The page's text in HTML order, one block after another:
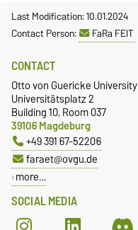
Last Modification: 10.01.2024
Contact Person:
FaRa FEIT
SOCIAL MEDIA
CONTACT
Otto von Guericke University
Universitätsplatz 2
Building 10, Room 037
39106 Magdeburg
+49 391 67-52206
faraet@ovgu.de
more…